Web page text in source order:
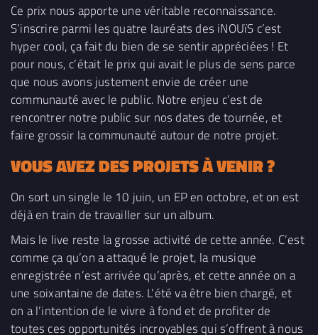
Ce prix nous apporte une véritable reconnaissance.
S’inscrire parmi les quatre lauréats des iNOUïS c’est
hyper cool, ça fait du bien de se sentir appréciées ! Et
pour nous, c’était le prix qui avait le plus de sens parce
que nous avons justement envie de créer une
communauté avec le public. Notre enjeu c’est de
rencontrer notre public sur nos dates de tournée, et
faire grossir la communauté autour de notre projet.
VOUS AVEZ DES PROJETS À VENIR ?
On sort un single le 10 juin, un EP en octobre, et on est
déjà en train de travailler sur un album.
Mais le live reste la grosse activité de cette année. C’est
comme ça qu’on a attaqué le projet, la musique
enregistrée n’est arrivée qu’après, et cette année on a
une soixantaine de dates. L’été va être bien chargé, et
on a l’intention de le vivre à fond et de profiter de
toutes ces opportunités incroyables qui s’offrent à nous